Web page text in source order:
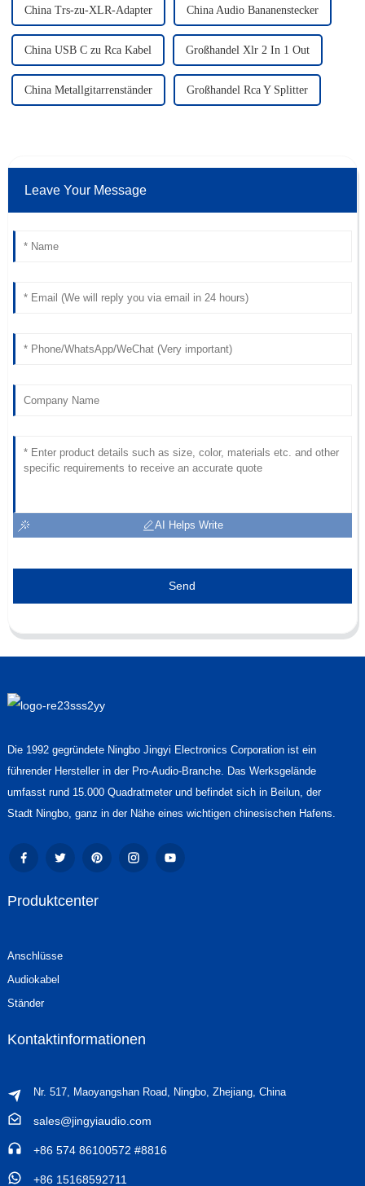
China Trs-zu-XLR-Adapter China Audio Bananenstecker
China USB C zu Rca Kabel Großhandel Xlr 2 In 1 Out
China Metallgitarrenständer Großhandel Rca Y Splitter
Leave Your Message
AI Helps Write
Send
Die 1992 gegründete Ningbo Jingyi Electronics Corporation ist ein
führender Hersteller in der Pro-Audio-Branche. Das Werksgelände
umfasst rund 15.000 Quadratmeter und befindet sich in Beilun, der
Stadt Ningbo, ganz in der Nähe eines wichtigen chinesischen Hafens.
Produktcenter
Anschlüsse
Audiokabel
Ständer
Kontaktinformationen
Nr. 517, Maoyangshan Road, Ningbo, Zhejiang, China
sales@jingyiaudio.com
+86 574 86100572 #8816
+86 15168592711